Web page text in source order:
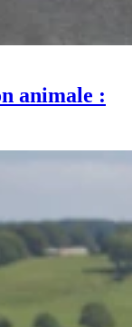
animale :